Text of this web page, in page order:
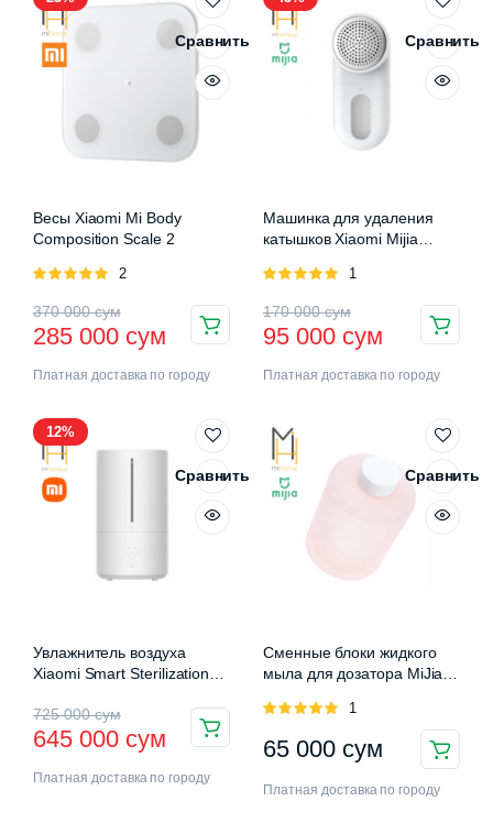
Сравнить
Весы Xiaomi Mi Body
Composition Scale 2
Оценка
2
370 000сум
285 000 сум
Платная доставка по городу
Сравнить
Машинка для удаления
катышков Xiaomi Mijia
Оценка
1
170 000сум
95 000 сум
Платная доставка по городу
12%
Сравнить
Увлажнитель воздуха
Xiaomi Smart Sterilization
725 000сум
645 000 сум
Платная доставка по городу
Сравнить
Сменные блоки жидкого
мыла для дозатора MiJia
Dispenser
Оценка
1
65 000 сум
Платная доставка по городу